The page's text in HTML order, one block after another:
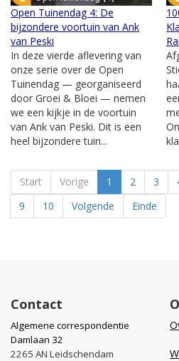
Open Tuinendag 4: De
bijzondere voortuin van Ank
van Peski
In deze vierde aflevering van
onze serie over de Open
Tuinendag — georganiseerd
door Groei & Bloei — nemen
we een kijkje in de voortuin
van Ank van Peski. Dit is een
heel bijzondere tuin...
Start Vorige 1 2 3
9
10 Volgende Einde
Contact
Algemene correspondentie
Damlaan 32
2265 AN Leidschendam